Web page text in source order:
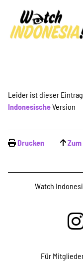
Leider ist dieser
IndonesischeVersion
Drucken
Watch
Für